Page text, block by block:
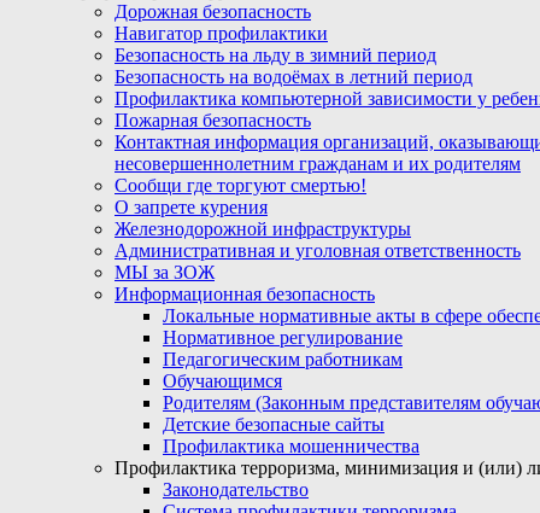
Дорожная безопасность
Навигатор профилактики
Безопасность на льду в зимний период
Безопасность на водоёмах в летний период
Профилактика компьютерной зависимости у
Пожарная безопасность
Контактная информация организаций,
несовершеннолетним гражданам и их родителям
Сообщи где торгуют смертью!
О запрете курения
Железнодорожной инфраструктуры
Административная и уголовная ответственность
МЫ за ЗОЖ
Информационная безопасность
Локальные нормативные акты в сфере
Нормативное регулирование
Педагогическим работникам
Обучающимся
Родителям (Законным представителям
Детские безопасные сайты
Профилактика мошенничества
Профилактика терроризма, минимизация и (или)
Законодательство